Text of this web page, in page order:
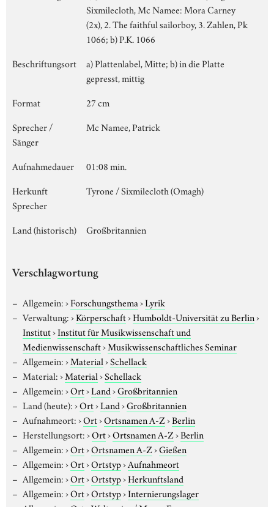
Sixmilecloth, Mc Namee: Mora Carney
(2x), 2. The faithful sailorboy, 3. Zahlen, Pk
1066; b) P.K. 1066
Beschriftungsort
a) Plattenlabel, Mitte; b) in die Platte
gepresst, mittig
Format
27 cm
Sprecher /
Sänger
Mc Namee, Patrick
Aufnahmedauer
01:08 min.
Herkunft
Sprecher
Tyrone / Sixmilecloth (Omagh)
Land (historisch) Großbritannien
Verschlagwortung
Allgemein:›Forschungsthema›Lyrik
Verwaltung:›Körperschaft›Humboldt-Universität zu Berlin›
Institut›Institut für Musikwissenschaft und
Medienwissenschaft›Musikwissenschaftliches Seminar
Allgemein:›Material›Schellack
Material:›Material›Schellack
Allgemein:›Ort›Land›Großbritannien
Land (heute):›Ort›Land›Großbritannien
Aufnahmeort:›Ort›Ortsnamen A-Z›Berlin
Herstellungsort:›Ort›Ortsnamen A-Z›Berlin
Allgemein:›Ort›Ortsnamen A-Z›Gießen
Allgemein:›Ort›Ortstyp›Aufnahmeort
Allgemein:›Ort›Ortstyp›Herkunftsland
Allgemein:›Ort›Ortstyp›Internierungslager